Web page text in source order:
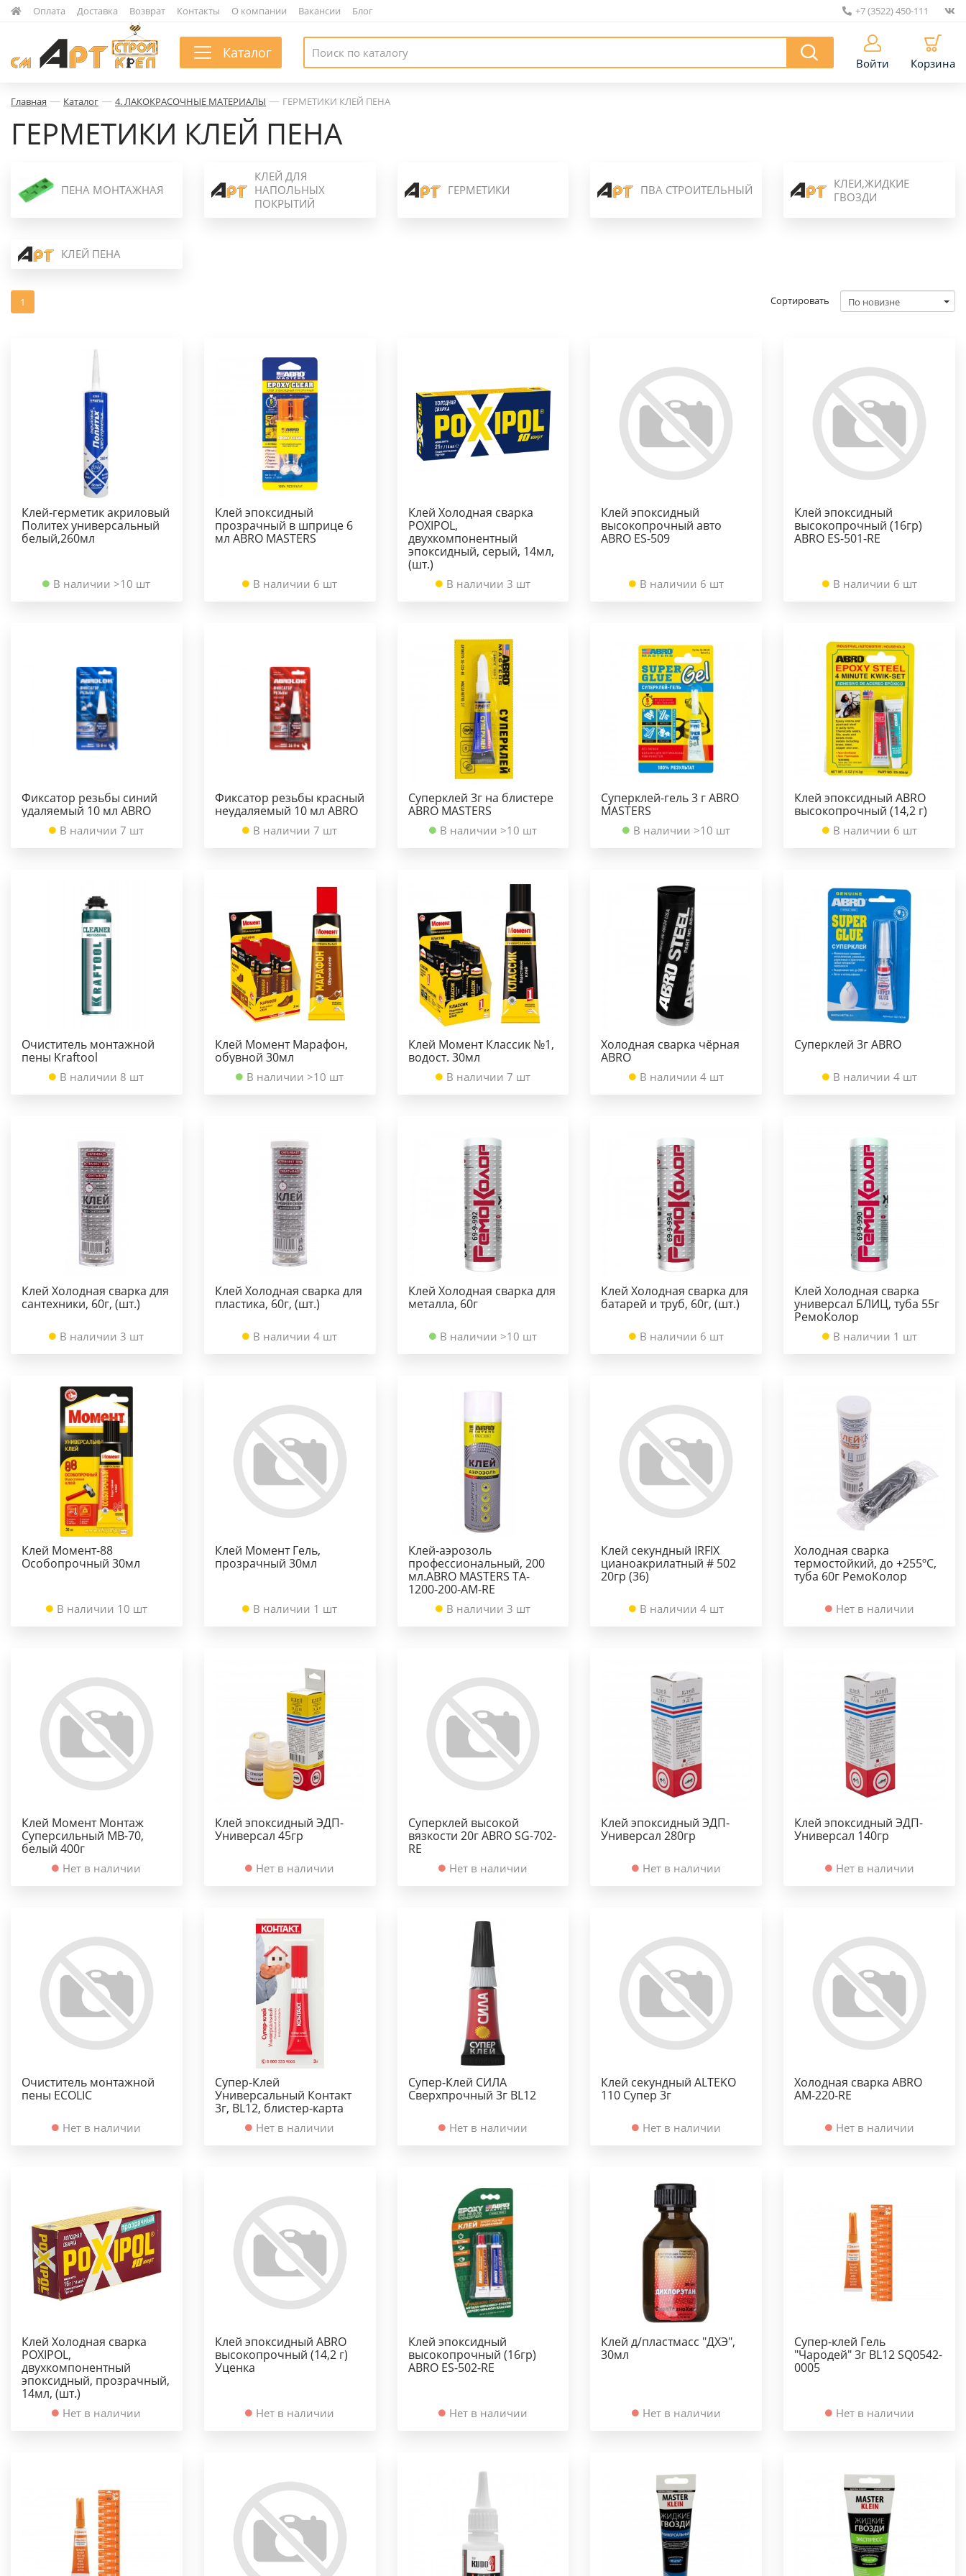
Оплата Доставка Возврат Контакты О компании Вакансии Блог +7 (3522) 450-111
Каталог
Войти Корзина
Главная — Каталог — 4. ЛАКОКРАСОЧНЫЕ МАТЕРИАЛЫ — ГЕРМЕТИКИ КЛЕЙ ПЕНА
ГЕРМЕТИКИ КЛЕЙ ПЕНА
ПЕНА МОНТАЖНАЯ
КЛЕЙ ДЛЯ
НАПОЛЬНЫХ
ПОКРЫТИЙ
ГЕРМЕТИКИ ПВА СТРОИТЕЛЬНЫЙ
КЛЕИ,ЖИДКИЕ
ГВОЗДИ
КЛЕЙ ПЕНА
1 Сортировать
Клей-герметик акриловый
Политех универсальный
белый,260мл
В наличии >10 шт
Клей эпоксидный
прозрачный в шприце 6
мл ABRO MASTERS
В наличии 6 шт
Клей Холодная сварка
POXIPOL,
двухкомпонентный
эпоксидный, серый, 14мл,
(шт.)
В наличии 3 шт
Клей эпоксидный
высокопрочный авто
ABRO ES-509
В наличии 6 шт
Клей эпоксидный
высокопрочный (16гр)
ABRO ES-501-RE
В наличии 6 шт
Фиксатор резьбы синий
удаляемый 10 мл ABRO
В наличии 7 шт
Фиксатор резьбы красный
неудаляемый 10 мл ABRO
В наличии 7 шт
Суперклей 3г на блистере
ABRO MASTERS
В наличии >10 шт
Суперклей-гель 3 г ABRO
MASTERS
В наличии >10 шт
Клей эпоксидный ABRO
высокопрочный (14,2 г)
В наличии 6 шт
Очиститель монтажной
пены Kraftool
В наличии 8 шт
Клей Момент Марафон,
обувной 30мл
В наличии >10 шт
Клей Момент Классик №1,
водост. 30мл
В наличии 7 шт
Холодная сварка чёрная
ABRO
В наличии 4 шт
Суперклей 3г ABRO
В наличии 4 шт
Клей Холодная сварка для
сантехники, 60г, (шт.)
В наличии 3 шт
Клей Холодная сварка для
пластика, 60г, (шт.)
В наличии 4 шт
Клей Холодная сварка для
металла, 60г
В наличии >10 шт
Клей Холодная сварка для
батарей и труб, 60г, (шт.)
В наличии 6 шт
Клей Холодная сварка
универсал БЛИЦ, туба 55г
РемоКолор
В наличии 1 шт
Клей Момент-88
Особопрочный 30мл
В наличии 10 шт
Клей Момент Гель,
прозрачный 30мл
В наличии 1 шт
Клей-аэрозоль
профессиональный, 200
мл.ABRO MASTERS TA-
1200-200-AM-RE
В наличии 3 шт
Клей секундный IRFIX
цианоакрилатный # 502
20гр (36)
В наличии 4 шт
Холодная сварка
термостойкий, до +255ºС,
туба 60г РемоКолор
Нет в наличии
Клей Момент Монтаж
Суперсильный МВ-70,
белый 400г
Нет в наличии
Клей эпоксидный ЭДП-
Универсал 45гр
Нет в наличии
Суперклей высокой
вязкости 20г ABRO SG-702-
RE
Нет в наличии
Клей эпоксидный ЭДП-
Универсал 280гр
Нет в наличии
Клей эпоксидный ЭДП-
Универсал 140гр
Нет в наличии
Очиститель монтажной
пены ECOLIC
Нет в наличии
Супер-Клей
Универсальный Контакт
3г, BL12, блистер-карта
Нет в наличии
Супер-Клей СИЛА
Сверхпрочный 3г BL12
Нет в наличии
Клей секундный ALTEKO
110 Супер 3г
Нет в наличии
Холодная сварка ABRO
АМ-220-RE
Нет в наличии
Клей Холодная сварка
POXIPOL,
двухкомпонентный
эпоксидный, прозрачный,
14мл, (шт.)
Нет в наличии
Клей эпоксидный ABRO
высокопрочный (14,2 г)
Уценка
Нет в наличии
Клей эпоксидный
высокопрочный (16гр)
ABRO ES-502-RE
Нет в наличии
Клей д/пластмасс "ДХЭ",
30мл
Нет в наличии
Супер-клей Гель
"Чародей" 3г BL12 SQ0542-
0005
Нет в наличии